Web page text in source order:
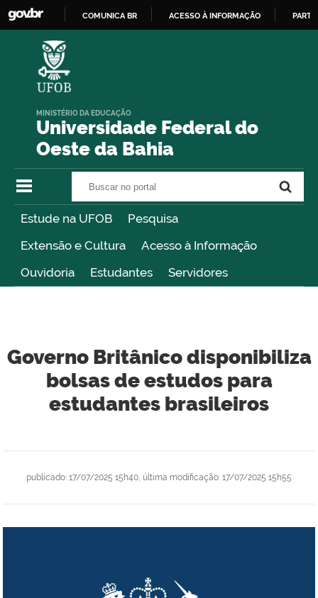
COMUNICA BR ACESSO À INFORMAÇÃO
Universidade Federal do
Oeste da Bahia
MINISTÉRIO DA EDUCAÇÃO
Estude na UFOB
Pesquisa
Extensão e Cultura
Acesso à Informação
Ouvidoria
Estudantes Servidores
Governo Britânico disponibiliza
bolsas de estudos para
estudantes brasileiros
publicado: 17/07/2025 15h40 última modificação: 17/07/2025 15h55